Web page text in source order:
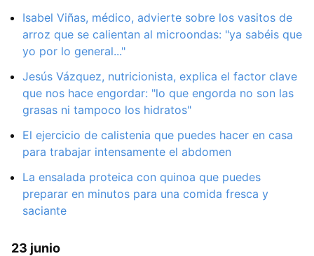
Isabel Viñas, médico, advierte sobre los vasitos de
arroz que se calientan al microondas: "ya sabéis que
yo por lo general..."
Jesús Vázquez, nutricionista, explica el factor clave
que nos hace engordar: "lo que engorda no son las
grasas ni tampoco los hidratos"
El ejercicio de calistenia que puedes hacer en casa
para trabajar intensamente el abdomen
La ensalada proteica con quinoa que puedes
preparar en minutos para una comida fresca y
saciante
23 junio